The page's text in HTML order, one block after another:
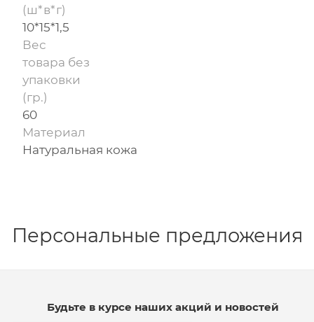
(ш*в*г)
10*15*1,5
Вес
товара без
упаковки
(гр.)
60
Материал
Натуральная кожа
Персональные предложения
Будьте в курсе наших акций и новостей